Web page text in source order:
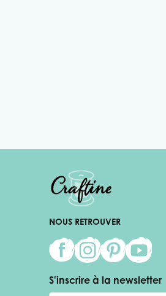
NOUS RETROUVER
S'inscrire à la newsletter